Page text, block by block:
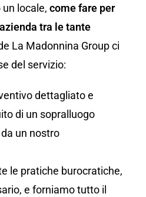
locale, come fare per
tra le tante
La Madonnina Group ci
del servizio:
dettagliato e
di un sopralluogo
un nostro
le pratiche burocratiche,
e forniamo tutto il